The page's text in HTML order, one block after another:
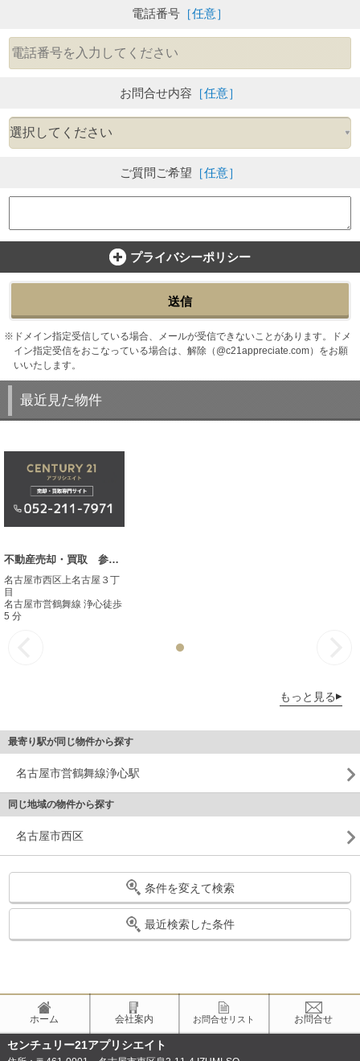
電話番号 ［任意］
お問合せ内容 ［任意］
ご質問ご希望 ［任意］
プライバシーポリシー
送信
ドメイン指定受信している場合、メールが受信できないことがあります。ドメ
イン指定受信をおこなっている場合は、解除（@c21appreciate.com）をお願
いいたします。
最近見た物件
不動産売却・買取 参考事例
名古屋市西区上名古屋３丁
目
名古屋市営鶴舞線 浄心徒歩
5 分
もっと見る
最寄り駅が同じ物件から探す
名古屋市営鶴舞線浄心駅
同じ地域の物件から探す
名古屋市西区
条件を変えて検索
最近検索した条件
ホーム 会社案内 お問合せリスト お問合せ
センチュリー21アプリシエイト